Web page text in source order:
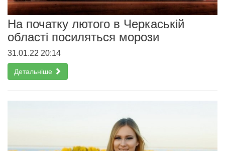
На початку лютого в Черкаській
області посиляться морози
31.01.22 20:14
Детальніше